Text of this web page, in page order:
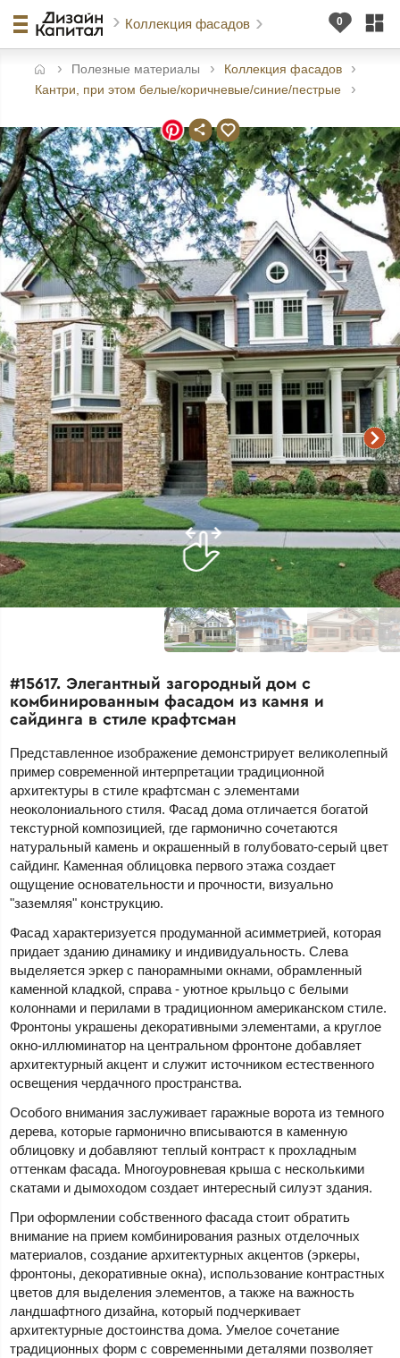
Коллекция фасадов
Полезные материалы
Коллекция фасадов
Кантри, при этом белые/коричневые/синие/пестрые
#15617. Элегантный загородный дом с
комбинированным фасадом из камня и
сайдинга в стиле крафтсман
Представленное изображение демонстрирует великолепный
пример современной интерпретации традиционной
архитектуры в стиле крафтсман с элементами
неоколониального стиля. Фасад дома отличается богатой
текстурной композицией, где гармонично сочетаются
натуральный камень и окрашенный в голубовато-серый цвет
сайдинг. Каменная облицовка первого этажа создает
ощущение основательности и прочности, визуально
"заземляя" конструкцию.
Фасад характеризуется продуманной асимметрией, которая
придает зданию динамику и индивидуальность. Слева
выделяется эркер с панорамными окнами, обрамленный
каменной кладкой, справа - уютное крыльцо с белыми
колоннами и перилами в традиционном американском стиле.
Фронтоны украшены декоративными элементами, а круглое
окно-иллюминатор на центральном фронтоне добавляет
архитектурный акцент и служит источником естественного
освещения чердачного пространства.
Особого внимания заслуживает гаражные ворота из темного
дерева, которые гармонично вписываются в каменную
облицовку и добавляют теплый контраст к прохладным
оттенкам фасада. Многоуровневая крыша с несколькими
скатами и дымоходом создает интересный силуэт здания.
При оформлении собственного фасада стоит обратить
внимание на прием комбинирования разных отделочных
материалов, создание архитектурных акцентов (эркеры,
фронтоны, декоративные окна), использование контрастных
цветов для выделения элементов, а также на важность
ландшафтного дизайна, который подчеркивает
архитектурные достоинства дома. Умелое сочетание
традиционных форм с современными деталями позволяет